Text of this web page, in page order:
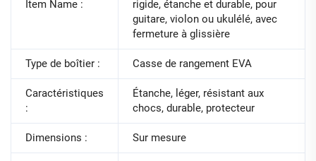
Item Name :
rigide, étanche et durable, pour
guitare, violon ou ukulélé, avec
fermeture à glissière
Type de boîtier : Casse de rangement EVA
Caractéristiques
:
Étanche, léger, résistant aux
chocs, durable, protecteur
Dimensions : Sur mesure